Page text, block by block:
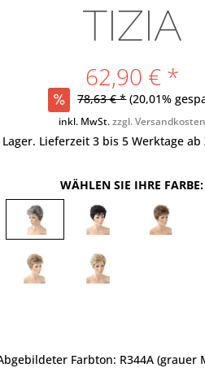
TIZIA
62,90 € *
78,63 € * (20,01%
inkl. MwSt.zzgl. Versandkosten
Lieferzeit 3 bis 5 Werktage
WÄHLEN SIE IHRE FARBE:
Farbton: R344A (grauer